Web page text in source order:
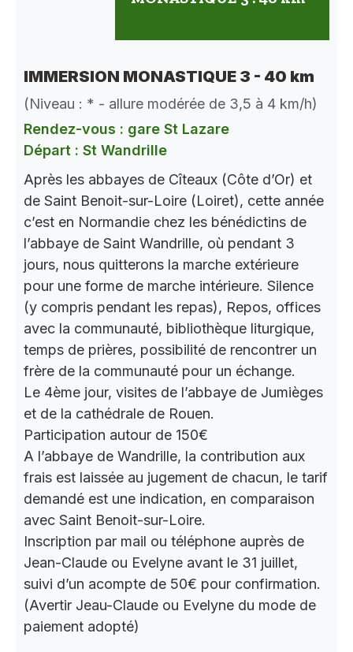
IMMERSION MONASTIQUE 3 - 40 km
(Niveau : * - allure modérée de 3,5 à 4 km/h)
Rendez-vous : gare St Lazare
Départ : St Wandrille
Après les abbayes de Cîteaux (Côte d’Or) et
de Saint Benoit-sur-Loire (Loiret), cette année
c’est en Normandie chez les bénédictins de
l’abbaye de Saint Wandrille, où pendant 3
jours, nous quitterons la marche extérieure
pour une forme de marche intérieure. Silence
(y compris pendant les repas), Repos, offices
avec la communauté, bibliothèque liturgique,
temps de prières, possibilité de rencontrer un
frère de la communauté pour un échange.
Le 4ème jour, visites de l’abbaye de Jumièges
et de la cathédrale de Rouen.
Participation autour de 150€
A l’abbaye de Wandrille, la contribution aux
frais est laissée au jugement de chacun, le tarif
demandé est une indication, en comparaison
avec Saint Benoit-sur-Loire.
Inscription par mail ou téléphone auprès de
Jean-Claude ou Evelyne avant le 31 juillet,
suivi d’un acompte de 50€ pour confirmation.
(Avertir Jeau-Claude ou Evelyne du mode de
paiement adopté)